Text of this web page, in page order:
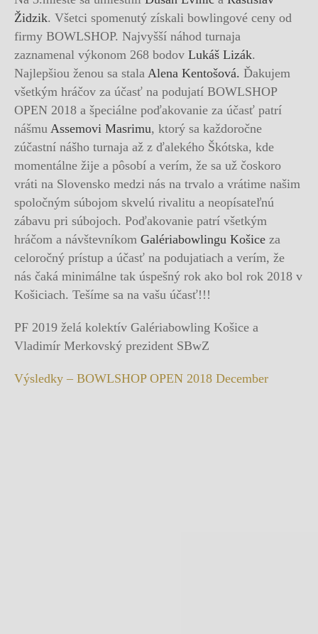
Židzik. Všetci spomenutý získali bowlingové ceny od
firmy BOWLSHOP. Najvyšší náhod turnaja
zaznamenal výkonom 268 bodov Lukáš Lizák.
Najlepšiou ženou sa stala Alena Kentošová. Ďakujem
všetkým hráčov za účasť na podujatí BOWLSHOP
OPEN 2018 a špeciálne poďakovanie za účasť patrí
nášmu Assemovi Masrimu, ktorý sa každoročne
zúčastní nášho turnaja až z ďalekého Škótska, kde
momentálne žije a pôsobí a verím, že sa už čoskoro
vráti na Slovensko medzi nás na trvalo a vrátime našim
spoločným súbojom skvelú rivalitu a neopísateľnú
zábavu pri súbojoch. Poďakovanie patrí všetkým
hráčom a návštevníkom Galériabowlingu Košice za
celoročný prístup a účasť na podujatiach a verím, že
nás čaká minimálne tak úspešný rok ako bol rok 2018 v
Košiciach. Tešíme sa na vašu účasť!!!
PF 2019 želá kolektív Galériabowling Košice a
Vladimír Merkovský prezident SBwZ
Výsledky – BOWLSHOP OPEN 2018 December